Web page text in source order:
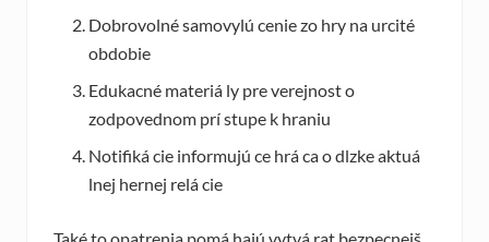
Dobrovolné samovylú cenie zo hry na urcité
obdobie
Edukacné materiá ly pre verejnost o
zodpovednom prí stupe k hraniu
Notifiká cie informujú ce hrá ca o dlzke aktuá
lnej hernej relá cie